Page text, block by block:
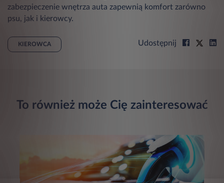
zabezpieczenie wnętrza auta zapewnią komfort zarówno
psu, jak i kierowcy.
KIEROWCA Udostępnij
To również może Cię zainteresować